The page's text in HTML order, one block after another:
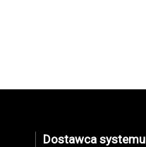
Dostawca systemu